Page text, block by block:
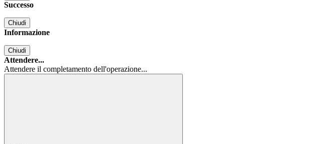
Successo
Chiudi
Informazione
Chiudi
Attendere...
Attendere il completamento dell'operazione...